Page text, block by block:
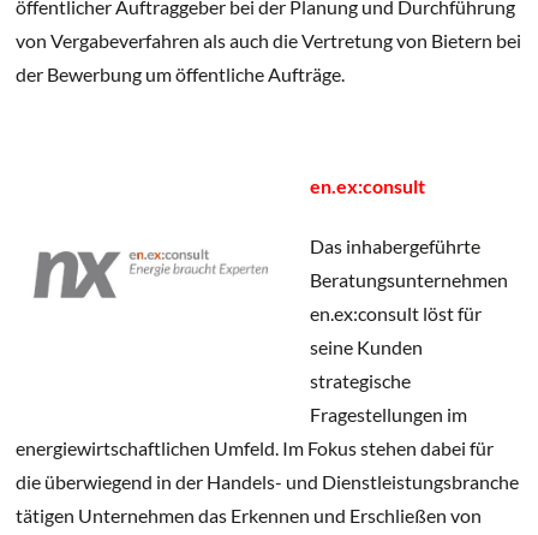
öffentlicher Auftraggeber bei der Planung und Durchführung
von Vergabeverfahren als auch die Vertretung von Bietern bei
der Bewerbung um öffentliche Aufträge.
en.ex:consult
Das inhabergeführte
Beratungsunternehmen
en.ex:consult löst für
seine Kunden
strategische
Fragestellungen im
energiewirtschaftlichen Umfeld. Im Fokus stehen dabei für
die überwiegend in der Handels- und Dienstleistungsbranche
tätigen Unternehmen das Erkennen und Erschließen von